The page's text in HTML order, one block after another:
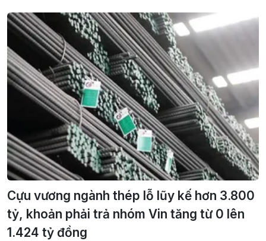
Cựu vương ngành thép lỗ lũy kế hơn 3.800
tỷ, khoản phải trả nhóm Vin tăng từ 0 lên
1.424 tỷ đồng